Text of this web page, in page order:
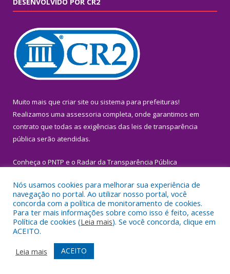
DESENVOLVIDO POR CR2
Muito mais que criar site ou sistema para prefeituras!
Realizamos uma assessoria completa, onde garantimos em
contrato que todas as exigências das leis de transparência
pública serão atendidas.
Conheça o PNTP e o Radar da Transparência Pública
Todos os direitos reservados a Prefeitura Municipal de Igarapé-
Miri.
Mapa do Site
Acessar Área Administrativa
Acessar Webmail
Nós usamos cookies para melhorar sua experiência de
navegação no portal. Ao utilizar nosso portal, você
concorda com a política de monitoramento de cookies.
Para ter mais informações sobre como isso é feito, acesse
Política de cookies (Leia mais). Se você concorda, clique em
ACEITO.
Leia mais
ACEITO